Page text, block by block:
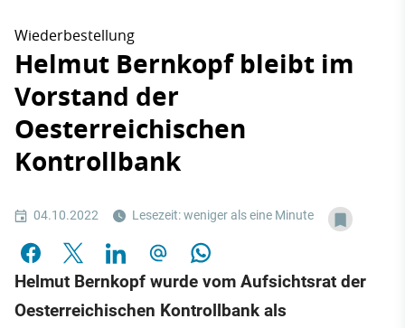
Wiederbestellung
Helmut Bernkopf bleibt im
Vorstand der
Oesterreichischen
Kontrollbank
04.10.2022 Lesezeit: weniger als eine Minute
Helmut Bernkopf wurde vom Aufsichtsrat der
Oesterreichischen Kontrollbank als